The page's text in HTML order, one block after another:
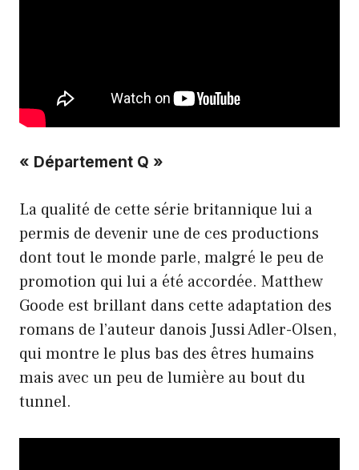
« Département Q »
La qualité de cette série britannique lui a
permis de devenir une de ces productions
dont tout le monde parle, malgré le peu de
promotion qui lui a été accordée. Matthew
Goode est brillant dans cette adaptation des
romans de l’auteur danois Jussi Adler-Olsen,
qui montre le plus bas des êtres humains
mais avec un peu de lumière au bout du
tunnel.